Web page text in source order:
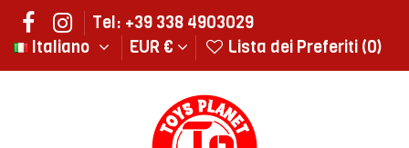
Tel: +39 338 4903029
Italiano
EUR € Lista dei Preferiti (0)